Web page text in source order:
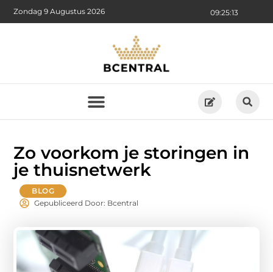
09:25:14
Zondag 9 Augustus 2026
Zo voorkom je storingen in
je thuisnetwerk
BLOG
Gepubliceerd Door: Bcentral